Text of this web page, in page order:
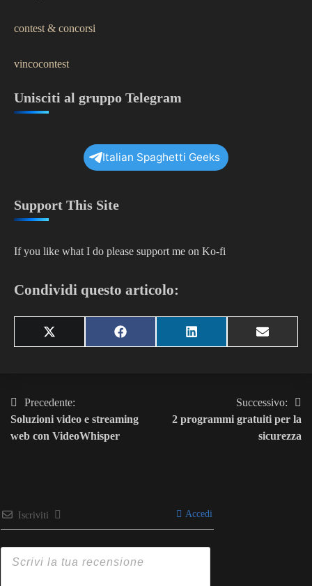
contest & concorsi
vincocontest
Unisciti al gruppo Telegram
Italian Spaghetti Geeks
Support This Site
If you like what I do please support me on Ko-fi
Condividi questo articolo:
Share
on
X
(Twitter)
Share
on
Facebook
Share
on
LinkedIn
Share
on
Email
Navigazione
articoli
Precedente:
Soluzioni video e streaming
web con VideoWhisper
Successivo:
2 programmi gratuiti per la
sicurezza
Iscriviti Accedi